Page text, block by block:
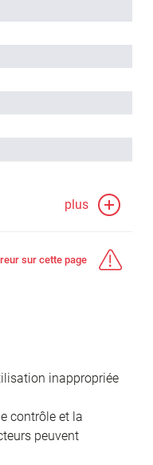
plus
sur cette page
inappropriée
contrôle et la
peuvent